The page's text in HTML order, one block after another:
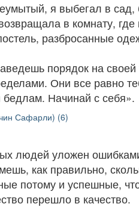
я выбегал в
в комнату,
разбросанные
порядок на своей
Они все равно
Начинай с себя».
Сафарли) (6)
людей уложен
как правильно,
потому и успешные,
перешло в качество.